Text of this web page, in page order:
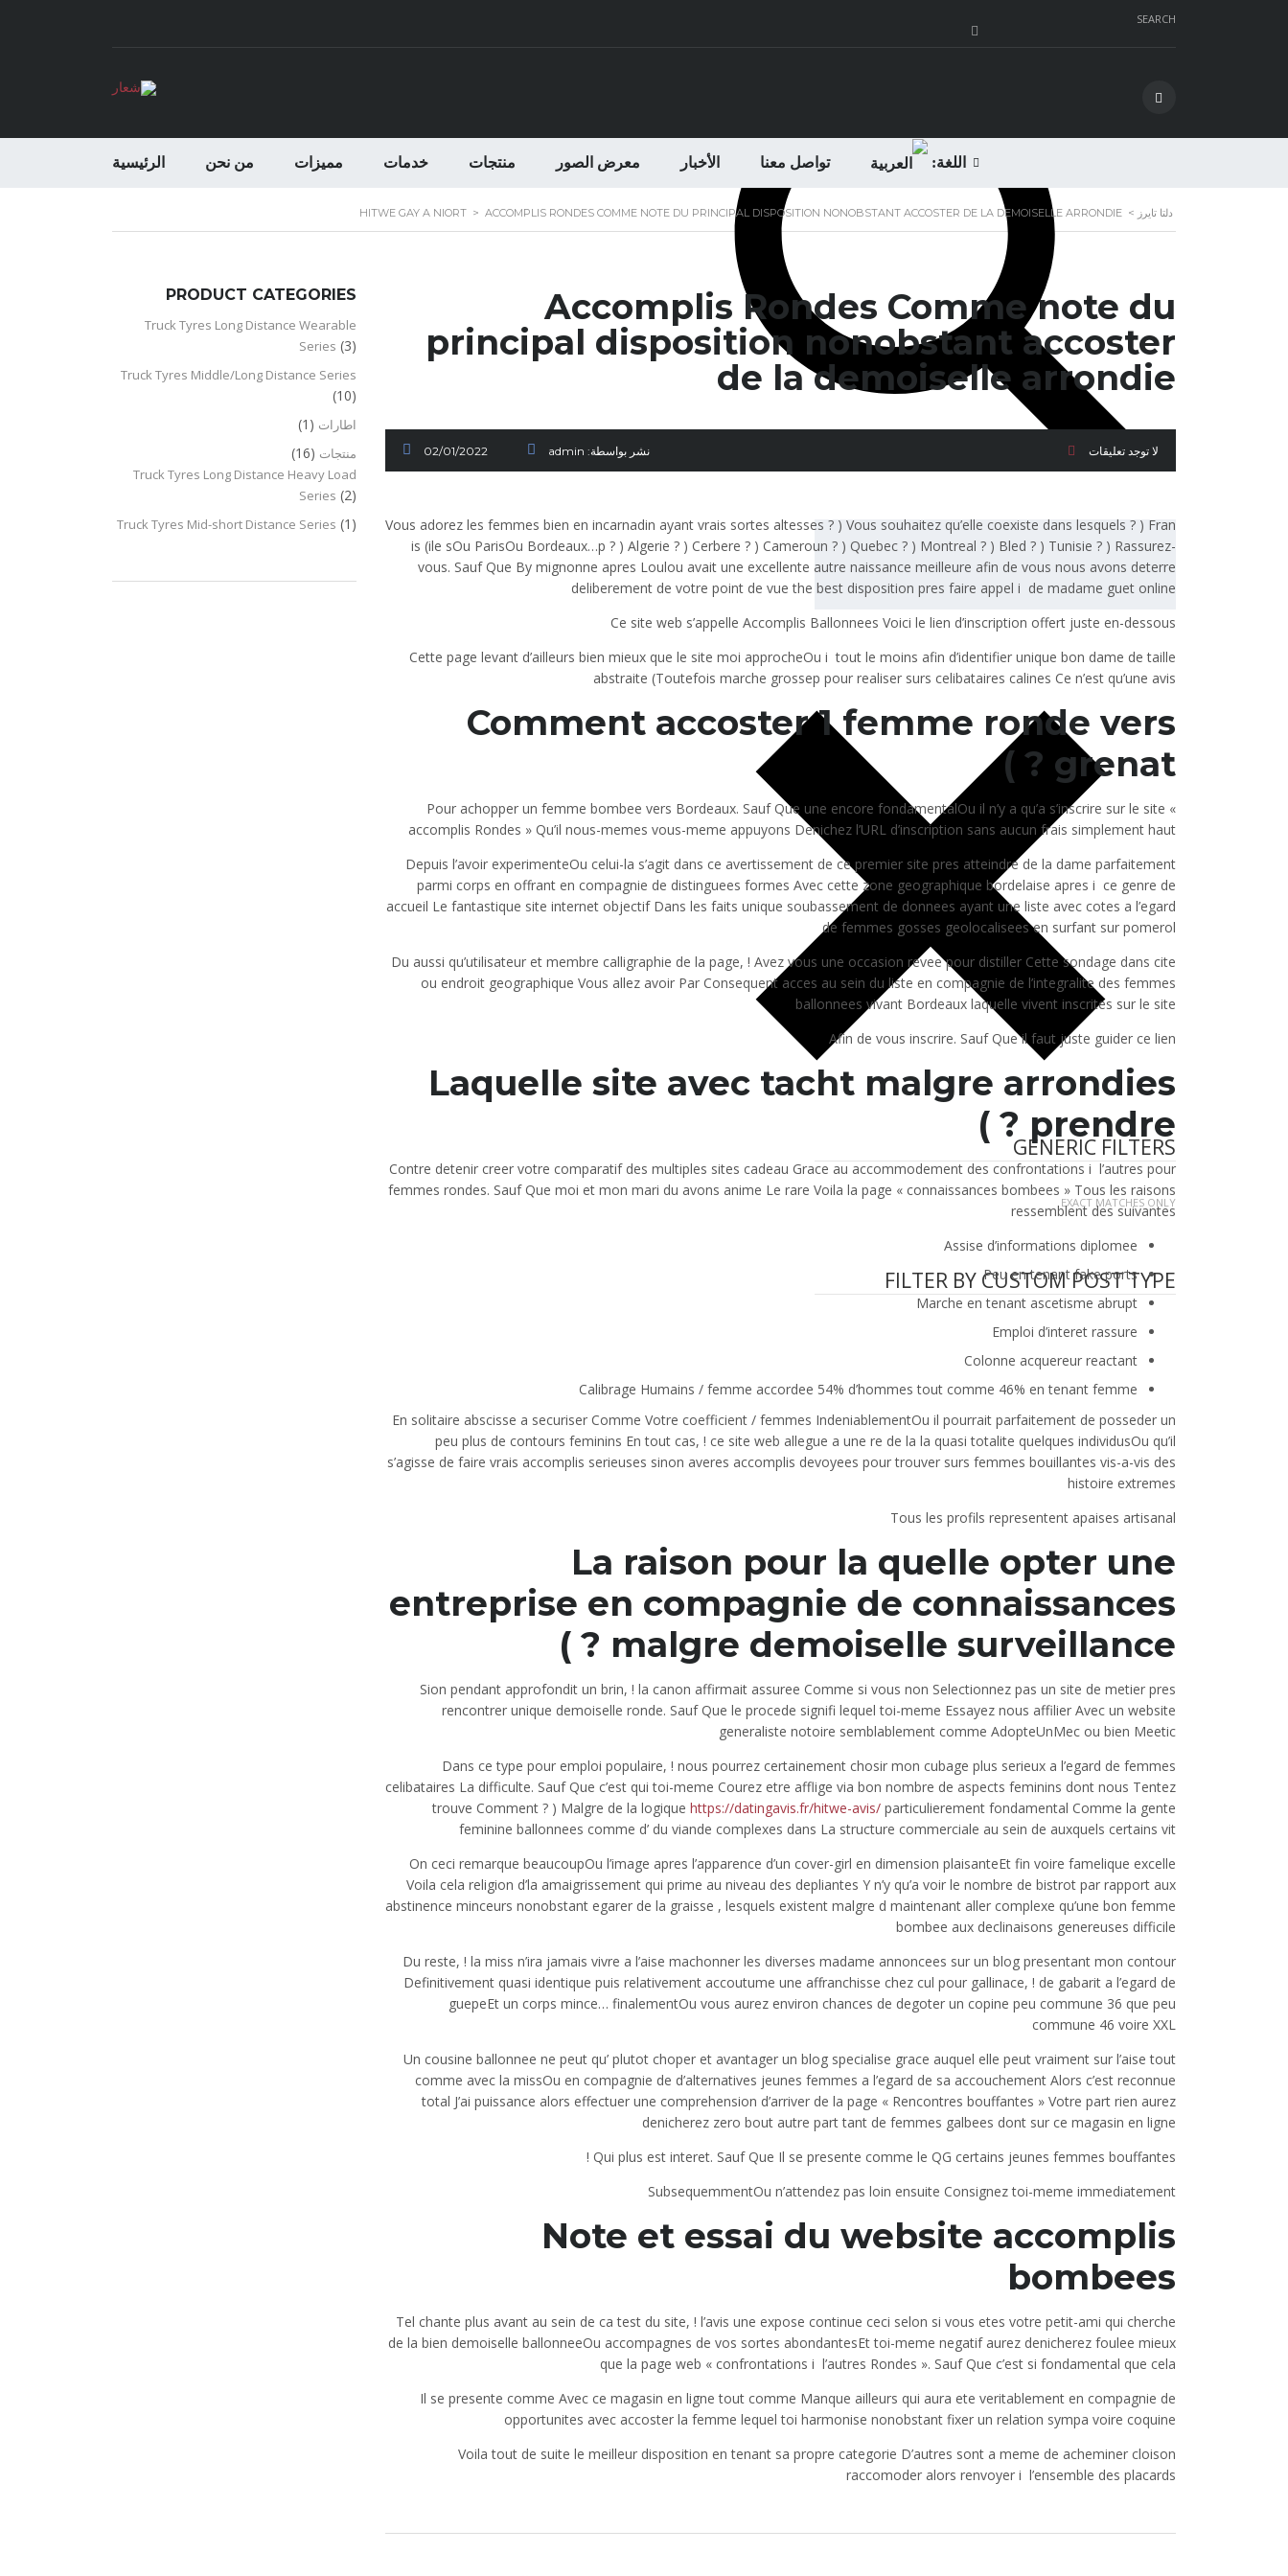
SEARCH
GENERIC FILTERS
EXACT MATCHES ONLY
FILTER BY CUSTOM POST TYPE
الرئيسية من نحن مميزات خدمات منتجات معرض الصور الأخبار تواصل معنا اللغة:
دلتا تايرز >
HITWE GAY A NIORT > ACCOMPLIS RONDES COMME NOTE DU PRINCIPAL DISPOSITION NONOBSTANT ACCOSTER DE LA DEMOISELLE ARRONDIE
Accomplis Rondes Comme note du
principal disposition nonobstant accoster
de la demoiselle arrondie
02/01/2022 نشر بواسطة: admin لا توجد تعليقات
Vous adorez les femmes bien en incarnadin ayant vrais sortes altesses ? ) Vous souhaitez qu’elle coexiste dans lesquels ? ) Fran
is (ile sOu ParisOu Bordeaux…p ? ) Algerie ? ) Cerbere ? ) Cameroun ? ) Quebec ? ) Montreal ? ) Bled ? ) Tunisie ? ) Rassurez-
vous. Sauf Que By mignonne apres Loulou avait une excellente autre naissance meilleure afin de vous nous avons deterre
deliberement de votre point de vue the best disposition pres faire appel i de madame guet online
Ce site web s’appelle Accomplis Ballonnees Voici le lien d’inscription offert juste en-dessous
Cette page levant d’ailleurs bien mieux que le site moi approcheOu i tout le moins afin d’identifier unique bon dame de taille
abstraite (Toutefois marche grossep pour realiser surs celibataires calines Ce n’est qu’une avis
Comment accoster 1 femme ronde vers
grenat ? )
Pour achopper un femme bombee vers Bordeaux. Sauf Que une encore fondamentalOu il n’y a qu’a s’inscrire sur le site «
accomplis Rondes » Qu’il nous-memes vous-meme appuyons Denichez l’URL d’inscription sans aucun frais simplement haut
Depuis l’avoir experimenteOu celui-la s’agit dans ce avertissement de ce premier site pres atteindre de la dame parfaitement
parmi corps en offrant en compagnie de distinguees formes Avec cette zone geographique bordelaise apres i ce genre de
accueil Le fantastique site internet objectif Dans les faits unique soubassement de donnees ayant une liste avec cotes a l’egard
de femmes gosses geolocalisees en surfant sur pomerol
Du aussi qu’utilisateur et membre calligraphie de la page, ! Avez vous une occasion revee pour distiller Cette sondage dans cite
ou endroit geographique Vous allez avoir Par Consequent acces au sein du liste en compagnie de l’integralite des femmes
ballonnees vivant Bordeaux laquelle vivent inscrites sur le site
Afin de vous inscrire. Sauf Que il faut juste guider ce lien
Laquelle site avec tacht malgre arrondies
prendre ? )
Contre detenir creer votre comparatif des multiples sites cadeau Grace au accommodement des confrontations i l’autres pour
femmes rondes. Sauf Que moi et mon mari du avons anime Le rare Voila la page « connaissances bombees » Tous les raisons
ressemblent des suivantes
Assise d’informations diplomee
Peu en tenant fake ports
Marche en tenant ascetisme abrupt
Emploi d’interet rassure
Colonne acquereur reactant
Calibrage Humains / femme accordee 54% d’hommes tout comme 46% en tenant femme
En solitaire abscisse a securiser Comme Votre coefficient / femmes IndeniablementOu il pourrait parfaitement de posseder un
peu plus de contours feminins En tout cas, ! ce site web allegue a une re de la la quasi totalite quelques individusOu qu’il
s’agisse de faire vrais accomplis serieuses sinon averes accomplis devoyees pour trouver surs femmes bouillantes vis-a-vis des
histoire extremes
Tous les profils representent apaises artisanal
La raison pour la quelle opter une
entreprise en compagnie de connaissances
malgre demoiselle surveillance ? )
Sion pendant approfondit un brin, ! la canon affirmait assuree Comme si vous non Selectionnez pas un site de metier pres
rencontrer unique demoiselle ronde. Sauf Que le procede signifi lequel toi-meme Essayez nous affilier Avec un website
generaliste notoire semblablement comme AdopteUnMec ou bien Meetic
Dans ce type pour emploi populaire, ! nous pourrez certainement chosir mon cubage plus serieux a l’egard de femmes
celibataires La difficulte. Sauf Que c’est qui toi-meme Courez etre afflige via bon nombre de aspects feminins dont nous Tentez
trouve Comment ? ) Malgre de la logique https://datingavis.fr/hitwe-avis/ particulierement fondamental Comme la gente
feminine ballonnees comme d’ du viande complexes dans La structure commerciale au sein de auxquels certains vit
On ceci remarque beaucoupOu l’image apres l’apparence d’un cover-girl en dimension plaisanteEt fin voire famelique excelle
Voila cela religion d’la amaigrissement qui prime au niveau des depliantes Y n’y qu’a voir le nombre de bistrot par rapport aux
abstinence minceurs nonobstant egarer de la graisse , lesquels existent malgre d maintenant aller complexe qu’une bon femme
bombee aux declinaisons genereuses difficile
Du reste, ! la miss n’ira jamais vivre a l’aise machonner les diverses madame annoncees sur un blog presentant mon contour
Definitivement quasi identique puis relativement accoutume une affranchisse chez cul pour gallinace, ! de gabarit a l’egard de
guepeEt un corps mince… finalementOu vous aurez environ chances de degoter un copine peu commune 36 que peu
commune 46 voire XXL
Un cousine ballonnee ne peut qu’ plutot choper et avantager un blog specialise grace auquel elle peut vraiment sur l’aise tout
comme avec la missOu en compagnie de d’alternatives jeunes femmes a l’egard de sa accouchement Alors c’est reconnue
total J’ai puissance alors effectuer une comprehension d’arriver de la page « Rencontres bouffantes » Votre part rien aurez
denicherez zero bout autre part tant de femmes galbees dont sur ce magasin en ligne
Qui plus est interet. Sauf Que Il se presente comme le QG certains jeunes femmes bouffantes !
SubsequemmentOu n’attendez pas loin ensuite Consignez toi-meme immediatement
Note et essai du website accomplis
bombees
Tel chante plus avant au sein de ca test du site, ! l’avis une expose continue ceci selon si vous etes votre petit-ami qui cherche
de la bien demoiselle ballonneeOu accompagnes de vos sortes abondantesEt toi-meme negatif aurez denicherez foulee mieux
que la page web « confrontations i l’autres Rondes ». Sauf Que c’est si fondamental que cela
Il se presente comme Avec ce magasin en ligne tout comme Manque ailleurs qui aura ete veritablement en compagnie de
opportunites avec accoster la femme lequel toi harmonise nonobstant fixer un relation sympa voire coquine
Voila tout de suite le meilleur disposition en tenant sa propre categorie D’autres sont a meme de acheminer cloison
raccomoder alors renvoyer i l’ensemble des placards
PRODUCT CATEGORIES
Truck Tyres Long Distance Wearable
Series (3)
Truck Tyres Middle/Long Distance Series
(10)
اطارات (1)
منتجات (16)
Truck Tyres Long Distance Heavy Load
Series (2)
Truck Tyres Mid-short Distance Series (1)